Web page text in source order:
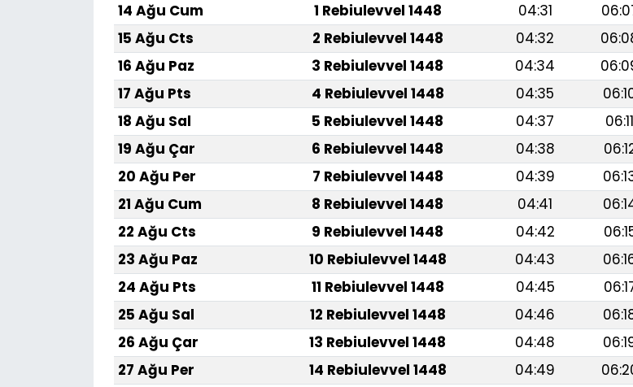
14 Ağu Cum
1 Rebiulevvel 1448 04:31
15 Ağu Cts
2 Rebiulevvel 1448 04:32
16 Ağu Paz
3 Rebiulevvel 1448 04:34
17 Ağu Pts
4 Rebiulevvel 1448 04:35
18 Ağu Sal
5 Rebiulevvel 1448 04:37 06:11
19 Ağu Çar
6 Rebiulevvel 1448 04:38
20 Ağu Per
7 Rebiulevvel 1448 04:39
21 Ağu Cum
8 Rebiulevvel 1448 04:41
22 Ağu Cts
9 Rebiulevvel 1448 04:42
23 Ağu Paz
10 Rebiulevvel 1448 04:43
24 Ağu Pts
11 Rebiulevvel 1448 04:45
25 Ağu Sal
12 Rebiulevvel 1448 04:46
26 Ağu Çar
13 Rebiulevvel 1448 04:48
27 Ağu Per
14 Rebiulevvel 1448 04:49
Video Galeri